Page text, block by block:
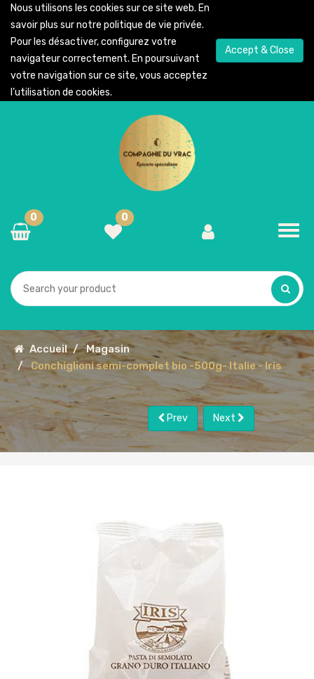
Nous utilisons les cookies sur ce site web. En
savoir plus sur notre politique de vie privée.
Pour les désactiver, configurez votre
navigateur correctement. En poursuivant
votre navigation sur ce site, vous acceptez
l’utilisation de cookies.
Accept & Close
0
0
Accueil
Magasin
Conchiglioni semi-complet bio -500g- Italie - Iris
Prev Next